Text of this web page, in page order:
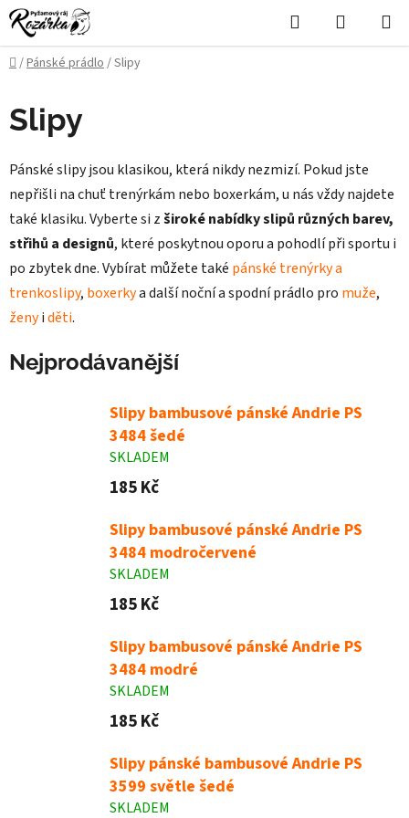
Přejít
na
obsah
Hledat
KOŠÍK
Domů
/Pánské prádlo/Slipy
Slipy
Pánské slipy jsou klasikou, která nikdy nezmizí. Pokud jste
nepřišli na chuť trenýrkám nebo boxerkám, u nás vždy najdete
také klasiku. Vyberte si zširoké nabídky slipů různých barev,
střihů a designů, které poskytnou oporu a pohodlí při sportu i
po zbytek dne.Vybírat můžete také pánské trenýrky a
trenkoslipy, boxerkya další noční a spodní prádlo pro muže,
ženyiděti.
Nejprodávanější
Slipy bambusové pánské Andrie PS
3484 šedé
SKLADEM
185 Kč
Slipy bambusové pánské Andrie PS
3484 modročervené
SKLADEM
185 Kč
Slipy bambusové pánské Andrie PS
3484 modré
SKLADEM
185 Kč
Slipy pánské bambusové Andrie PS
3599 světle šedé
SKLADEM